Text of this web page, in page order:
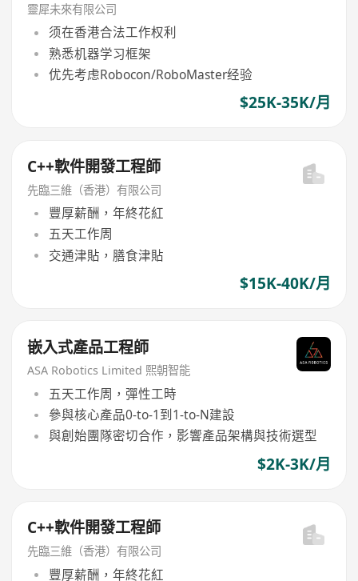
靈犀未來有限公司
须在香港合法工作权利
熟悉机器学习框架
优先考虑Robocon/RoboMaster经验
$25K-35K/月
C++軟件開發工程師
先臨三維（香港）有限公司
豐厚薪酬，年終花紅
五天工作周
交通津貼，膳食津貼
$15K-40K/月
嵌入式產品工程師
ASA Robotics Limited 熙朝智能
五天工作周，彈性工時
參與核心產品0-to-1到1-to-N建設
與創始團隊密切合作，影響產品架構與技術選型
$2K-3K/月
C++軟件開發工程師
先臨三維（香港）有限公司
豐厚薪酬，年終花紅